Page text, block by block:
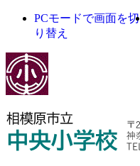
PCモードで画面を切
り替え